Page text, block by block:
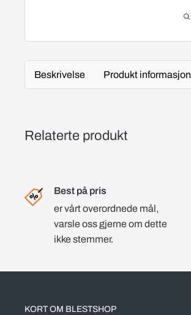
Beskrivelse Produkt informasjon
Relaterte produkt
Best på pris
er vårt overordnede mål,
varsle oss gjerne om dette
ikke stemmer.
KORT OM BLESTSHOP